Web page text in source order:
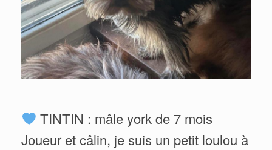
TINTIN : mâle york de 7 mois
Joueur et câlin, je suis un petit loulou à